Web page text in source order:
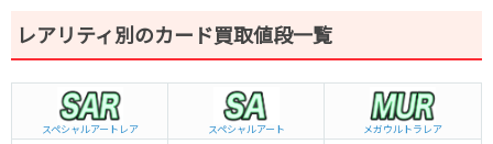
レアリティ別のカード買取値段一覧
スペシャルアートレア スペシャルアート メガウルトラレア